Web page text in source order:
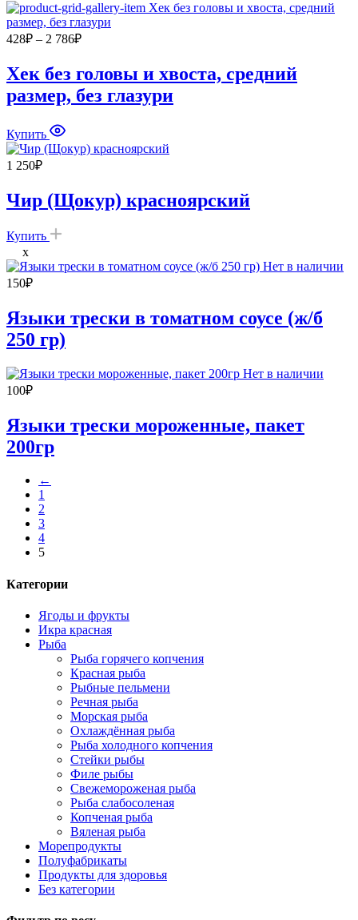
428₽ – 2 786₽Диапазон
–
2
Хек без головы и хвоста, средний
размер, без глазури
Купить
1 250₽
Чир (Щокур) красноярский
Купить
x
Нет в наличии
150₽
Языки трески в томатном соусе (ж/б
250 гр)
Нет в наличии
100₽
Языки трески мороженные, пакет
200гр
←
1
2
3
4
5
Категории
Ягоды и фрукты
Икра красная
Рыба
Рыба горячего копчения
Красная рыба
Рыбные пельмени
Речная рыба
Морская рыба
Охлаждённая рыба
Рыба холодного копчения
Стейки рыбы
Филе рыбы
Свежемороженая рыба
Рыба слабосоленая
Копченая рыба
Вяленая рыба
Морепродукты
Полуфабрикаты
Продукты для здоровья
Без категории